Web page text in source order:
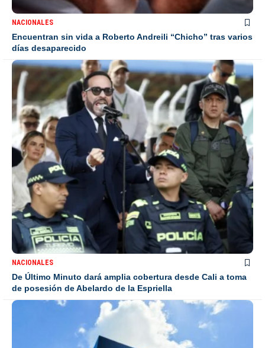
NACIONALES
Encuentran sin vida a Roberto Andreili “Chicho” tras varios
días desaparecido
NACIONALES
De Último Minuto dará amplia cobertura desde Cali a toma
de posesión de Abelardo de la Espriella